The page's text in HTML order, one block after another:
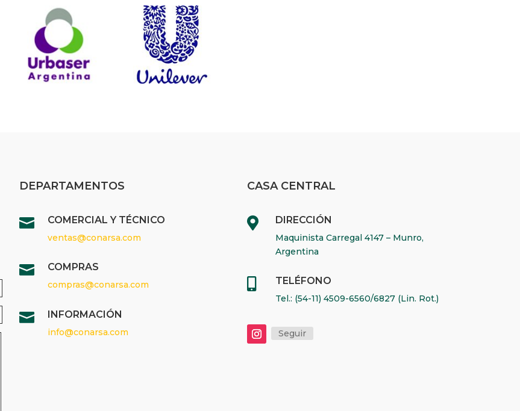
DEPARTAMENTOS
 COMERCIAL Y TÉCNICO
ventas@conarsa.com
 COMPRAS
compras@conarsa.com
 INFORMACIÓN
info@conarsa.com
CASA CENTRAL
 DIRECCIÓN
Maquinista Carregal 4147 – Munro,
Argentina
 TELÉFONO
Tel.: (54-11) 4509-6560/6827 (Lin. Rot.)
Seguir